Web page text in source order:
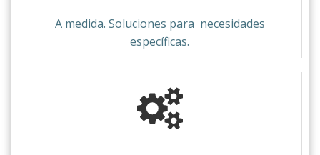
A medida. Soluciones para necesidades
específicas.